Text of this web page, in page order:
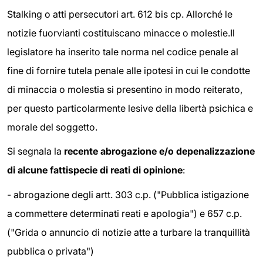
Stalking o atti persecutori art. 612 bis cp. Allorché le
notizie fuorvianti costituiscano minacce o molestie.Il
legislatore ha inserito tale norma nel codice penale al
fine di fornire tutela penale alle ipotesi in cui le condotte
di minaccia o molestia si presentino in modo reiterato,
per questo particolarmente lesive della libertà psichica e
morale del soggetto.
Si segnala la recente abrogazione e/o depenalizzazione
di alcune fattispecie di reati di opinione:
- abrogazione degli artt. 303 c.p. ("Pubblica istigazione
a commettere determinati reati e apologia") e 657 c.p.
("Grida o annuncio di notizie atte a turbare la tranquillità
pubblica o privata")